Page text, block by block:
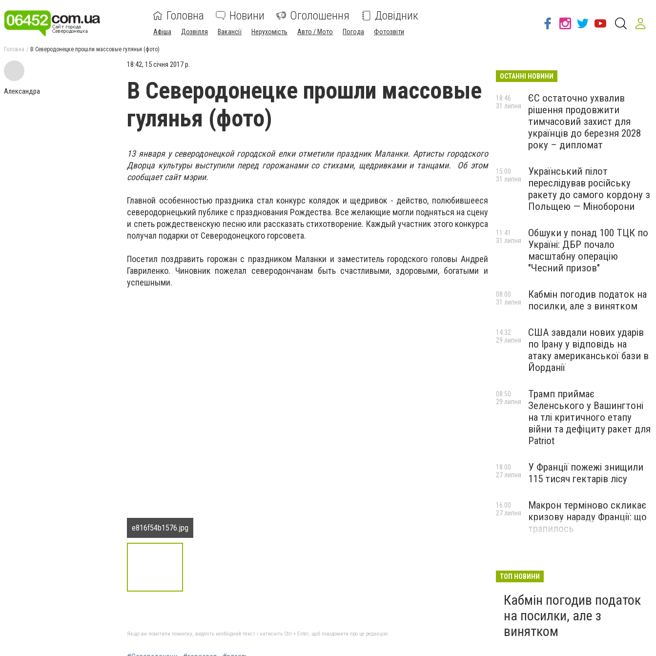
Головна Новини Оголошення Довідник
Афіша Дозвілля Вакансії Нерухомість Авто / Мото Погода Фотозвіти
Головна В Северодонецке прошли массовые гулянья (фото)
Александра
18:42, 15 січня 2017 р.
В Северодонецке прошли массовые
гулянья (фото)
13 января у северодонецкой городской елки отметили праздник Маланки. Артисты городского
Дворца культуры выступили перед горожанами со стихами, щедривками и танцами. Об этом
сообщает сайт мэрии.
Главной особенностью праздника стал конкурс колядок и щедривок - действо, полюбившееся
северодорнецький публике с празднования Рождества. Все желающие могли подняться на сцену
и спеть рождественскую песню или рассказать стихотворение. Каждый участник этого конкурса
получал подарки от Северодонецкого горсовета.
Посетил поздравить горожан с праздником Маланки и заместитель городского головы Андрей
Гавриленко. Чиновник пожелал северодончанам быть счастливыми, здоровыми, богатыми и
успешными.
e816f54b1576.jpg e40e3d87c52a.jpg
Якщо ви помітили помилку, виділіть необхідний текст і натисніть Ctrl + Enter, щоб повідомити про це редакцію
ОСТАННІ НОВИНИ
ЄС остаточно ухвалив
рішення продовжити
тимчасовий захист для
українців до березня 2028
року – дипломат
18:46
31 липня
Український пілот
переслідував російську
ракету до самого кордону з
Польщею — Міноборони
15:00
31 липня
Обшуки у понад 100 ТЦК по
Україні: ДБР почало
масштабну операцію
"Чесний призов"
11:41
31 липня
Кабмін погодив податок на
посилки, але з винятком
08:00
31 липня
США завдали нових ударів
по Ірану у відповідь на
атаку американської бази в
Йорданії
14:32
29 липня
Трамп приймає
Зеленського у Вашингтоні
на тлі критичного етапу
війни та дефіциту ракет для
Patriot
08:50
29 липня
У Франції пожежі знищили
115 тисяч гектарів лісу
18:00
27 липня
Макрон терміново скликає
кризову нараду Франції: що
трапилось
16:00
27 липня
ТОП НОВИНИ
Кабмін погодив податок
на посилки, але з
винятком